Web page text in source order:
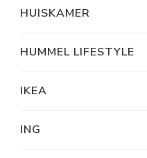
HUISKAMER
HUMMEL LIFESTYLE
IKEA
ING